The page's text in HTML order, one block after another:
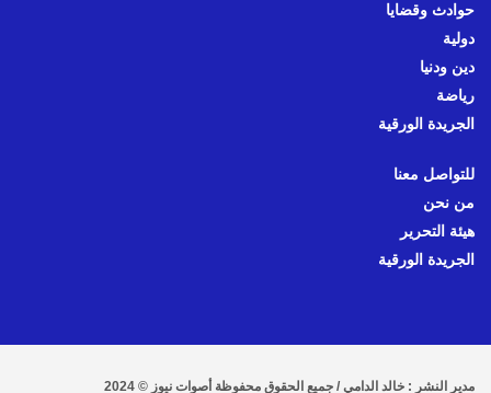
حوادث وقضايا
دولية
دين ودنيا
رياضة
الجريدة الورقية
للتواصل معنا
من نحن
هيئة التحرير
الجريدة الورقية
مدير النشر : خالد الدامي / جميع الحقوق محفوظة أصوات نيوز © 2024